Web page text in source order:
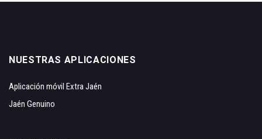
NUESTRAS APLICACIONES
Aplicación móvil Extra Jaén
Jaén Genuino